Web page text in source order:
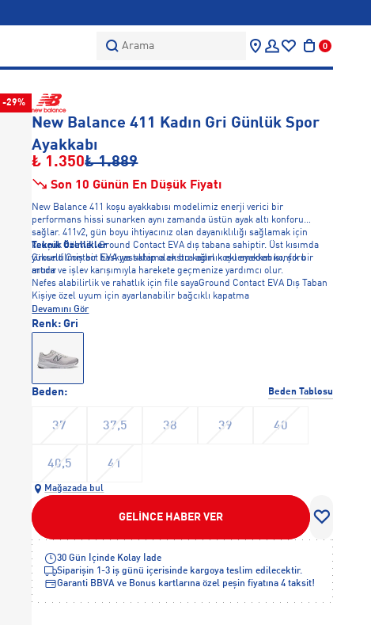
Arama 0
-29%
New Balance 411 Kadın Gri Günlük Spor
Ayakkabı
₺ 1.350₺ 1.889
Son 10 Günün En Düşük Fiyatı
New Balance 411 koşu ayakkabısı modelimiz enerji verici bir
performans hissi sunarken aynı zamanda üstün ayak altı konforu
sağlar. 411v2, gün boyu ihtiyacınız olan dayanıklılığı sağlamak için
kauçuk bölmeli Ground Contact EVA dış tabana sahiptir. Üst kısımda
yükseltilmiş bir baskıya sahip olan bu kadın koşu ayakkabısı, şık bir
moda ve işlev karışımıyla harekete geçmenize yardımcı olur.
Teknik Özellikler
Ground Contact EVA yastıklama ekstra ağırlık eklemeden konforu
artırır
Nefes alabilirlik ve rahatlık için file sayaGround Contact EVA Dış Taban
Kişiye özel uyum için ayarlanabilir bağcıklı kapatma
Devamını Gör
Beden: Beden Tablosu
37 37,5 38 39 40
40,5 41
Renk: Gri
Mağazada bul
GELİNCE HABER VER
30 Gün İçinde Kolay İade
Siparişin 1-3 iş günü içerisinde kargoya teslim edilecektir.
Garanti BBVA ve Bonus kartlarına özel peşin fiyatına 4 taksit!